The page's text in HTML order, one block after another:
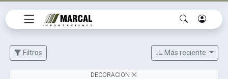
Filtros Más reciente
DECORACION